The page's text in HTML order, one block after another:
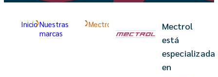
InicioNuestras
marcas
Mectrol
Mectrol
está
especializada
en